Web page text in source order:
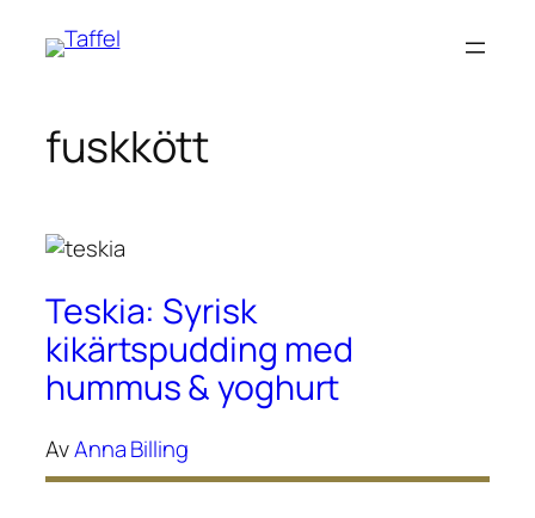
Hoppa
fuskkött
Teskia: Syrisk
kikärtspudding med
hummus & yoghurt
AvAnna Billing